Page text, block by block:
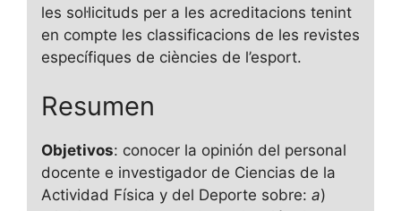
les sol·licituds per a les acreditacions tenint
en compte les classificacions de les revistes
específiques de ciències de l’esport.
Resumen
Objetivos: conocer la opinión del personal
docente e investigador de Ciencias de la
Actividad Física y del Deporte sobre: a)